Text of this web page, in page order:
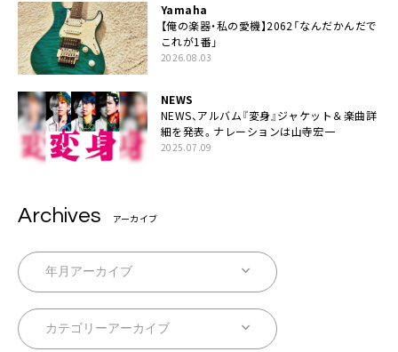
Yamaha
【俺の楽器・私の愛機】2062「なんだかんだで
これが1番」
2026.08.03
NEWS
NEWS、アルバム『変身』ジャケット＆楽曲詳
細を発表。ナレーションは⼭寺宏⼀
2025.07.09
Archives アーカイブ